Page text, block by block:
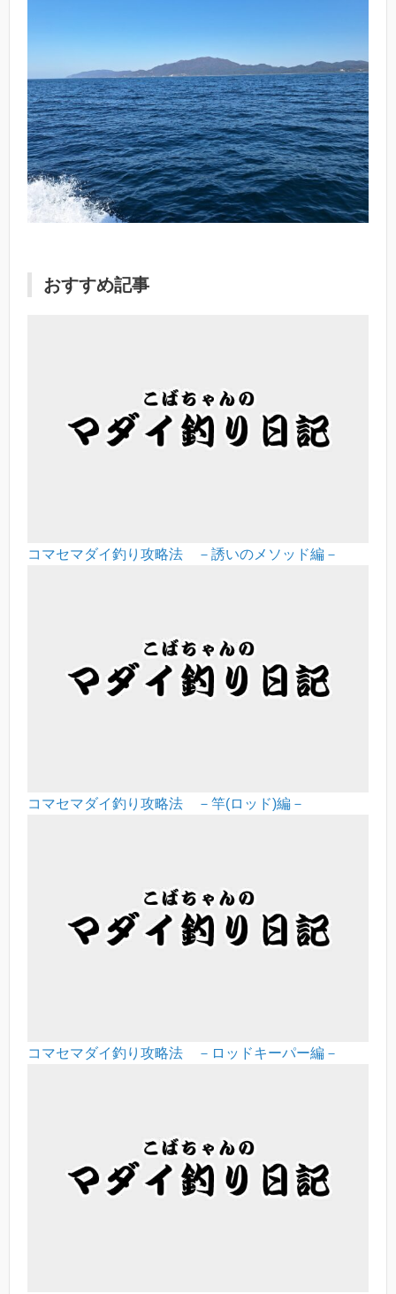
おすすめ記事
コマセマダイ釣り攻略法 －誘いのメソッド編－
コマセマダイ釣り攻略法 －竿(ロッド)編－
コマセマダイ釣り攻略法 －ロッドキーパー編－